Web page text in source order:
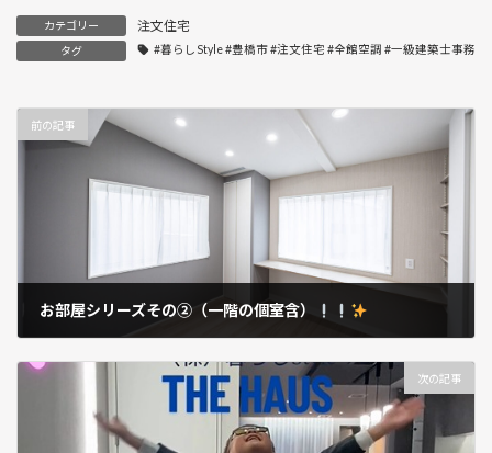
カテゴリー 注文住宅
タグ #暮らしStyle #豊橋市 #注文住宅 #全館空調 #一級建築士事務
前の記事
お部屋シリーズその②（一階の個室含）
次の記事